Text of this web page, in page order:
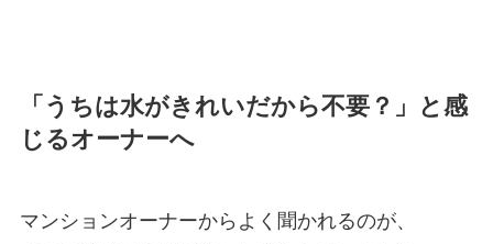
「うちは水がきれいだから不要？」と感
じるオーナーへ
マンションオーナーからよく聞かれるのが、